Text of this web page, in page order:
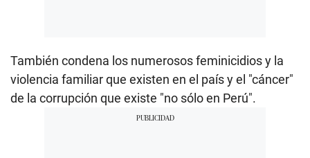
También condena los numerosos feminicidios y la
violencia familiar que existen en el país y el "cáncer"
de la corrupción que existe "no sólo en Perú".